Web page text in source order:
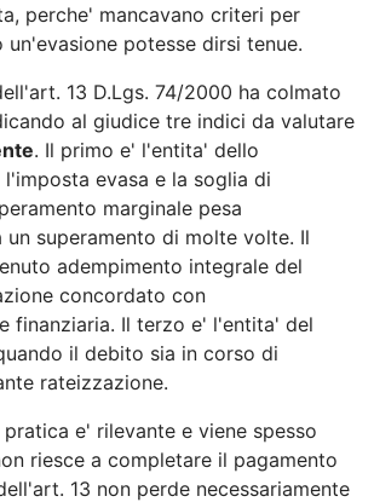
perche' mancavano criteri per
un'evasione potesse dirsi tenue.
13 D.Lgs. 74/2000 ha colmato
al giudice tre indici da valutare
. Il primo e' l'entita' dello
evasa e la soglia di
marginale pesa
un superamento di molte volte. Il
adempimento integrale del
concordato con
finanziaria. Il terzo e' l'entita' del
il debito sia in corso di
rateizzazione.
e' rilevante e viene spesso
riesce a completare il pagamento
13 non perde necessariamente